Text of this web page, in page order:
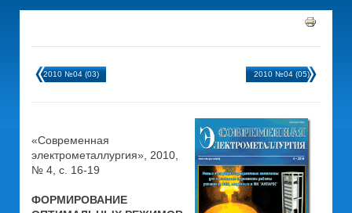
2010 №04 (03) 2010 №04 (05)
«Современная
электрометаллургия», 2010,
№ 4, с. 16-19
ФОРМИРОВАНИЕ